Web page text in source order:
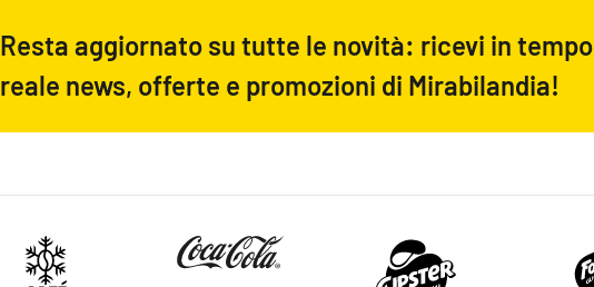
Resta aggiornato su tutte le novità: ricevi in tempo
reale news, offerte e promozioni di Mirabilandia!